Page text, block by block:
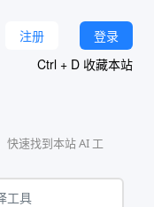
登录
注册
Ctrl + D 收藏本站
快速找到本站 AI 工